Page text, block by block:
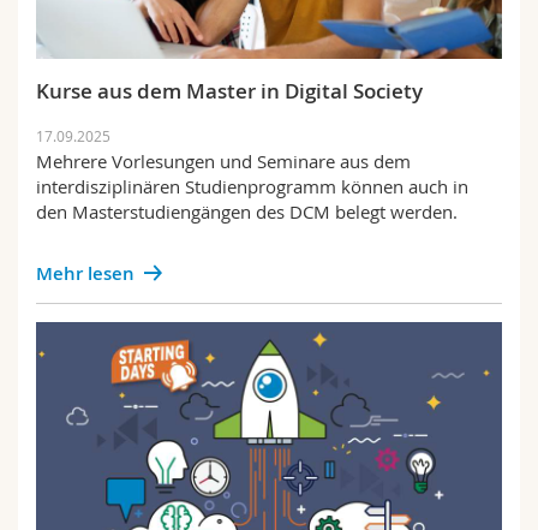
Kurse aus dem Master in Digital Society
17.09.2025
Mehrere Vorlesungen und Seminare aus dem
interdisziplinären Studienprogramm können auch in
den Masterstudiengängen des DCM belegt werden.
Mehr lesen